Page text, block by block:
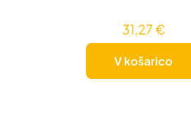
31,27 €
V košarico